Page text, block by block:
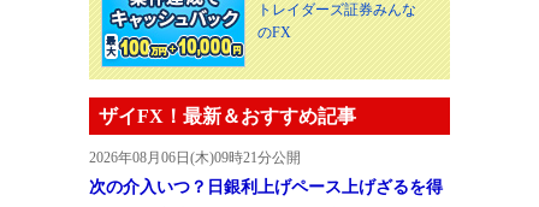
トレイダーズ証券みんな
のFX
ザイFX！最新＆おすすめ記事
2026年08月06日(木)09時21分公開
次の介入いつ？日銀利上げペース上げざるを得